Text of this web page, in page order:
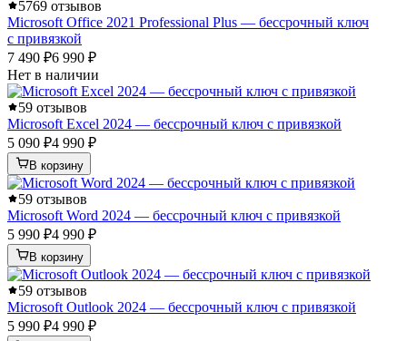
5769 отзывов
Microsoft Office 2021 Professional Plus — бессрочный ключ
с привязкой
7 490 ₽6 990 ₽
Нет в наличии
59 отзывов
Microsoft Excel 2024 — бессрочный ключ с привязкой
5 090 ₽4 990 ₽
В корзину
59 отзывов
Microsoft Word 2024 — бессрочный ключ с привязкой
5 990 ₽4 990 ₽
В корзину
59 отзывов
Microsoft Outlook 2024 — бессрочный ключ с привязкой
5 990 ₽4 990 ₽